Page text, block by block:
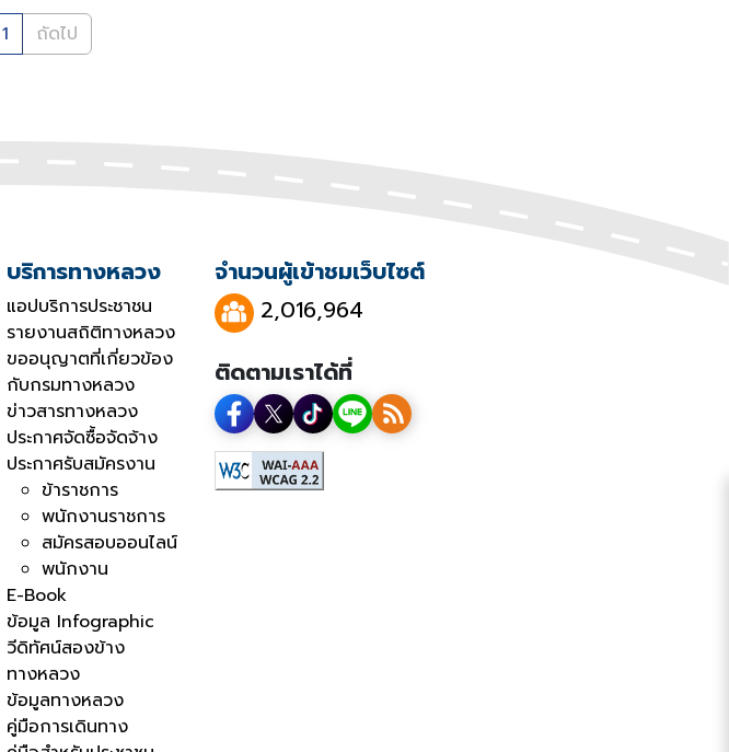
1 ถัดไป
บริการทางหลวง
แอปบริการประชาชน
รายงานสถิติทางหลวง
ขออนุญาตที่เกี่ยวข้อง
กับกรมทางหลวง
ข่าวสารทางหลวง
ประกาศจัดซื้อจัดจ้าง
ประกาศรับสมัครงาน
ข้าราชการ
พนักงานราชการ
สมัครสอบออนไลน์
พนักงาน
E-Book
ข้อมูล Infographic
วีดิทัศน์สองข้าง
ทางหลวง
ข้อมูลทางหลวง
คู่มือการเดินทาง
จำนวนผู้เข้าชมเว็บไซต์
2,016,964
ติดตามเราได้ที่